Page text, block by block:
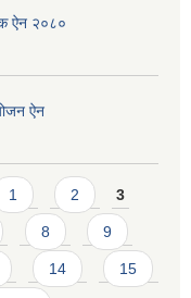
ऐन २०८०
ऐन
1 2 3
8 9
14 15